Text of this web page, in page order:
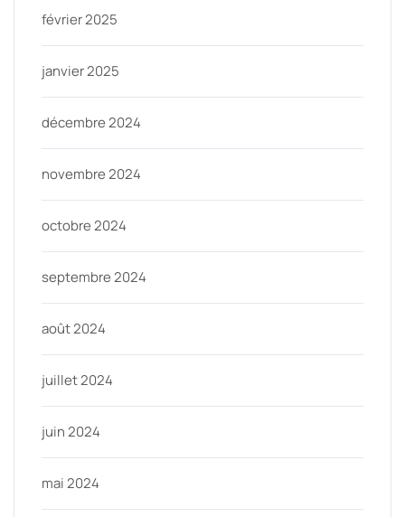
février 2025
janvier 2025
décembre 2024
novembre 2024
octobre 2024
septembre 2024
août 2024
juillet 2024
juin 2024
mai 2024